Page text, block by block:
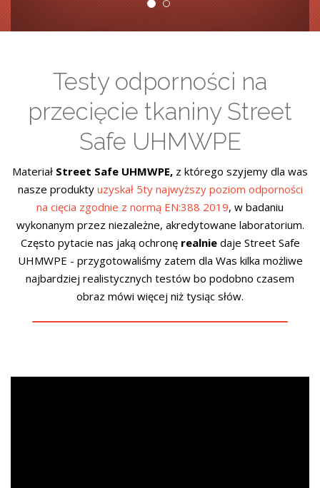
Testy odporności na
przecięcie tkaniny Street
Safe UHMWPE
Materiał Street Safe UHMWPE, z którego szyjemy dla was
nasze produkty uzyskał 5ty najwyższy poziom odporności
na cięcia zgodnie z normą EN:388 2019, w badaniu
wykonanym przez niezależne, akredytowane laboratorium.
Często pytacie nas jaką ochronę realniedaje Street Safe
UHMWPE - przygotowaliśmy zatem dla Was kilka możliwe
najbardziej realistycznych testów bo podobno czasem
obraz mówi więcej niż tysiąc słów.